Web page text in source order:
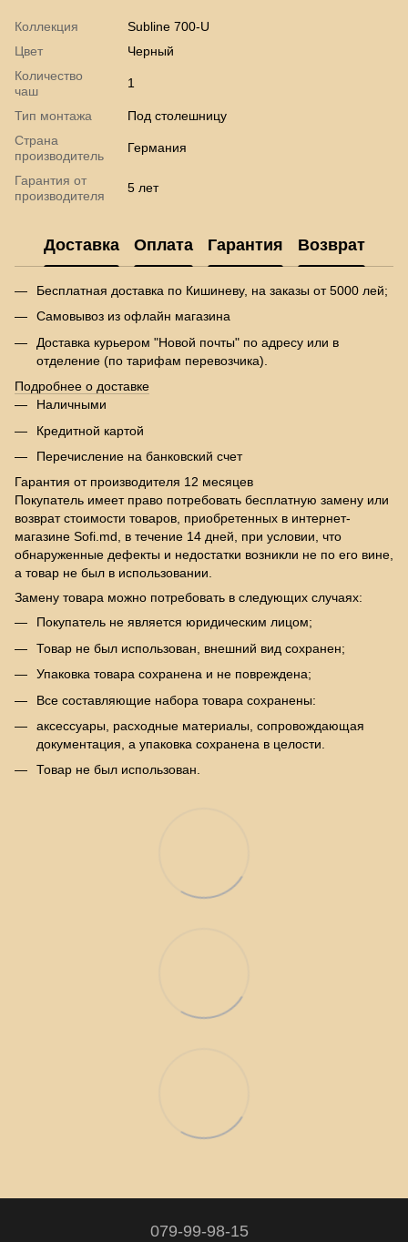
Коллекция
Subline 700-U
Цвет
Черный
Количество
чаш
1
Тип монтажа
Под столешницу
Страна
производитель
Германия
Гарантия от
производителя
5 лет
Доставка Оплата Гарантия Возврат
Бесплатная доставка по Кишиневу, на заказы от 5000 лей;
Самовывоз из офлайн магазина
Доставка курьером "Новой почты" по адресу или в
отделение (по тарифам перевозчика).
Подробнее о доставке
Наличными
Кредитной картой
Перечисление на банковский счет
Гарантия от производителя 12 месяцев
Покупатель имеет право потребовать бесплатную замену или
возврат стоимости товаров, приобретенных в интернет-
магазине Sofi.md, в течение 14 дней, при условии, что
обнаруженные дефекты и недостатки возникли не по его вине,
а товар не был в использовании.
Замену товара можно потребовать в следующих случаях:
Покупатель не является юридическим лицом;
Товар не был использован, внешний вид сохранен;
Упаковка товара сохранена и не повреждена;
Все составляющие набора товара сохранены:
аксессуары, расходные материалы, сопровождающая
документация, а упаковка сохранена в целости.
Товар не был использован.
079-99-98-15